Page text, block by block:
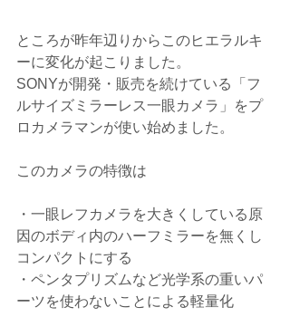
ところが昨年辺りからこのヒエラルキ
ーに変化が起こりました。
SONYが開発・販売を続けている「フ
ルサイズミラーレス一眼カメラ」をプ
ロカメラマンが使い始めました。
このカメラの特徴は
・一眼レフカメラを大きくしている原
因のボディ内のハーフミラーを無くし
コンパクトにする
・ペンタプリズムなど光学系の重いパ
ーツを使わないことによる軽量化